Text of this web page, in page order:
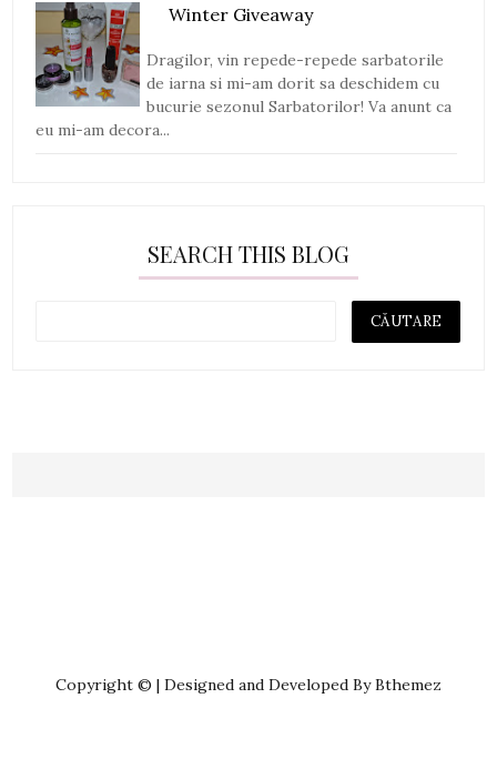
Winter Giveaway
Dragilor, vin repede-repede sarbatorile
de iarna si mi-am dorit sa deschidem cu
bucurie sezonul Sarbatorilor! Va anunt ca
eu mi-am decora...
SEARCH THIS BLOG
Copyright © | Designed and Developed By Bthemez